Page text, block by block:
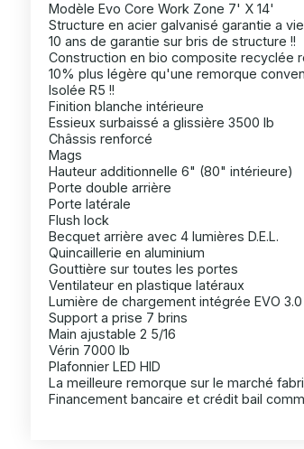
Modèle Evo Core Work Zone 7' X 14'
Structure en acier galvanisé garantie a
10 ans de garantie sur bris de structure !!
Construction en bio composite recyclée
10% plus légère qu'une remorque
Isolée R5 !!
Finition blanche intérieure
Essieux surbaissé a glissière 3500 lb
Châssis renforcé
Mags
Hauteur additionnelle 6" (80" intérieure)
Porte double arrière
Porte latérale
Flush lock
Becquet arrière avec 4 lumières D.E.L.
Quincaillerie en aluminium
Gouttière sur toutes les portes
Ventilateur en plastique latéraux
Lumière de chargement intégrée EVO 3.0
Support a prise 7 brins
Main ajustable 2 5/16
Vérin 7000 lb
Plafonnier LED HID
La meilleure remorque sur le marché
Financement bancaire et crédit bail